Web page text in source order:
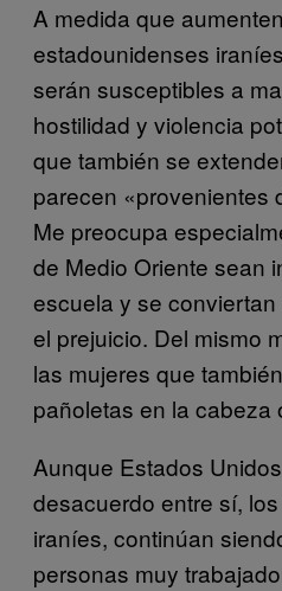
A medida que
estadounidenses
serán susceptibles a
hostilidad y violencia
que también se
parecen «provenientes
Me preocupa
de Medio Oriente sean
escuela y se
el prejuicio. Del mismo
las mujeres que
pañoletas en la cabeza
Aunque Estados
desacuerdo entre sí,
iraníes, continúan
personas muy